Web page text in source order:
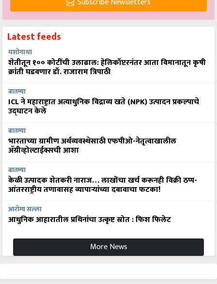
Latest feeds
यशोगाथा
शेतीतून १०० कोटींची उलाढाल: हेलिकॉप्टरनंतर आता विमानातून कृषी
क्रांती घडवणार डॉ. राजाराम त्रिपाठी
बातम्या
ICL ने महाराष्ट्रात अत्याधुनिक विद्राव्य खते (NPK) उत्पादन प्रकल्पाचे
उद्घाटन केले
बातम्या
भारताच्या ग्रामीण अर्थव्यवस्थेसाठी एफपीओ-नेतृत्वाखालील
अ‍ॅग्रीव्होल्टाईक्सची आशा
बातम्या
केळी उत्पादक शेतकरी नाराज… लाखोंचा खर्च करूनही विक्री ठप्प-
आंतरराष्ट्रीय तणावासह व्यापाऱ्यांच्या दबावाचा फटका!
आरोग्य सल्ला
आधुनिक आहारातील प्रथिनांचा उत्कृष्ट स्रोत : फिश फिलेट
More News